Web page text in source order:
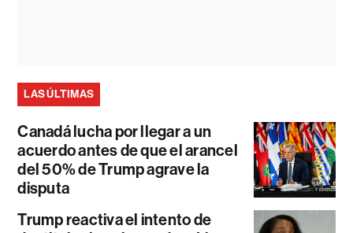
LAS ÚLTIMAS
Canadá lucha por llegar a un
acuerdo antes de que el arancel
del 50% de Trump agrave la
disputa
Trump reactiva el intento de